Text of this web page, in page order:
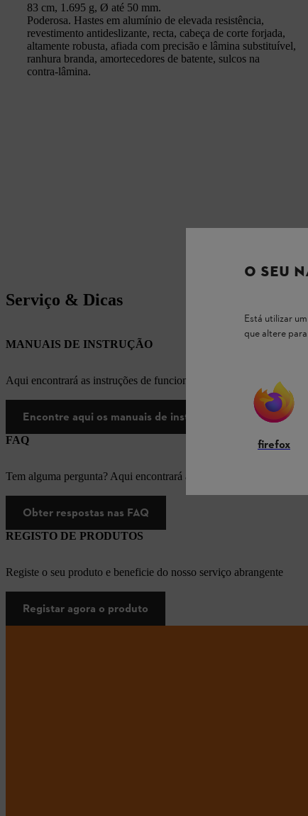
83 cm, 1.695 g, Ø até 50 mm.
Poderosa. Hastes em alumínio de elevada resistência,
revestimento antideslizante, recta, cabeça de corte forjada,
altamente robusta, afiada com precisão e lâmina substituível,
ranhura branda, amortecedores de batente, sulcos na
contra-lâmina.
Serviço & Dicas
MANUAIS DE INSTRUÇÃO
Aqui encontrará as instruções de funcionamento apropriadas para
Encontre aqui os manuais de instruções
FAQ
Tem alguma pergunta? Aqui encontrará as respostas apropriadas
Obter respostas nas FAQ
REGISTO DE PRODUTOS
Registe o seu produto e beneficie do nosso serviço abrangente
Registar agora o produto
O SEU
Está utilizar
que altere
firefox